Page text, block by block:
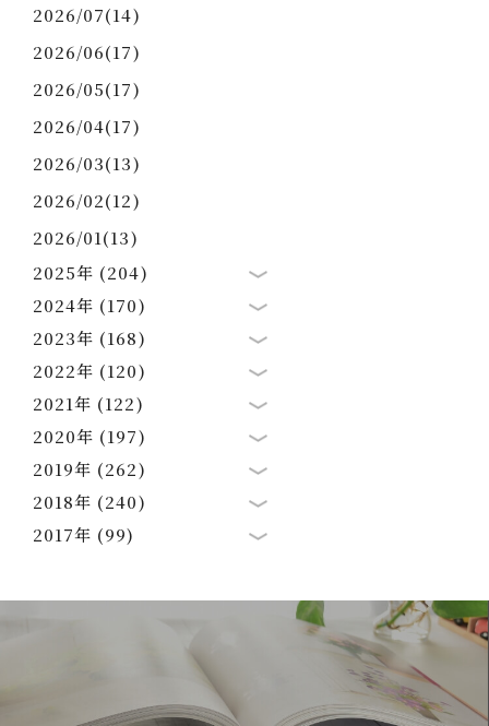
2026/07(14)
2026/06(17)
2026/05(17)
2026/04(17)
2026/03(13)
2026/02(12)
2026/01(13)
2025年 (204)
2024年 (170)
2023年 (168)
2022年 (120)
2021年 (122)
2020年 (197)
2019年 (262)
2018年 (240)
2017年 (99)